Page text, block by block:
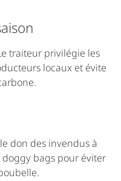
traiteur privilégie les
locaux et évite
don des invendus à
doggy bags pour éviter